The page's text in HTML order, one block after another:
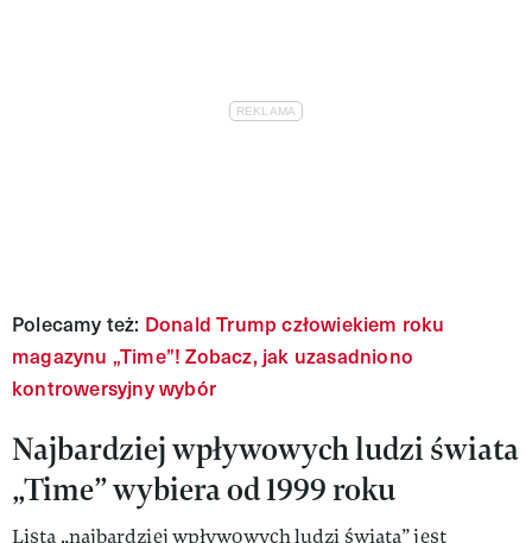
Polecamy też: Donald Trump człowiekiem roku
magazynu „Time”! Zobacz, jak uzasadniono
kontrowersyjny wybór
Najbardziej wpływowych ludzi świata
„Time” wybiera od 1999 roku
Lista „najbardziej wpływowych ludzi świata” jest